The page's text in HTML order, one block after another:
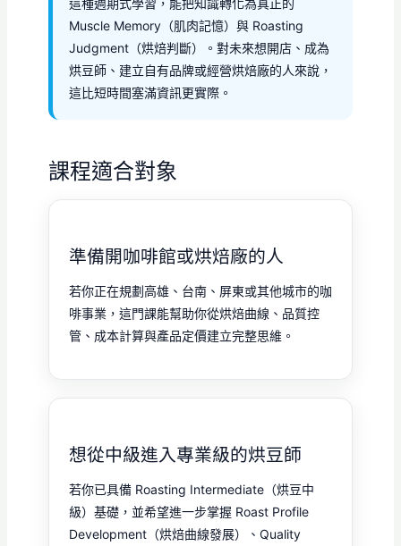
這種週期式學習，能把知識轉化為真正的
Muscle Memory（肌肉記憶）與 Roasting
Judgment（烘焙判斷）。對未來想開店、成為
烘豆師、建立自有品牌或經營烘焙廠的人來說，
這比短時間塞滿資訊更實際。
課程適合對象
準備開咖啡館或烘焙廠的人
若你正在規劃高雄、台南、屏東或其他城市的咖
啡事業，這門課能幫助你從烘焙曲線、品質控
管、成本計算與產品定價建立完整思維。
想從中級進入專業級的烘豆師
若你已具備 Roasting Intermediate（烘豆中
級）基礎，並希望進一步掌握 Roast Profile
Development（烘焙曲線發展）、Quality